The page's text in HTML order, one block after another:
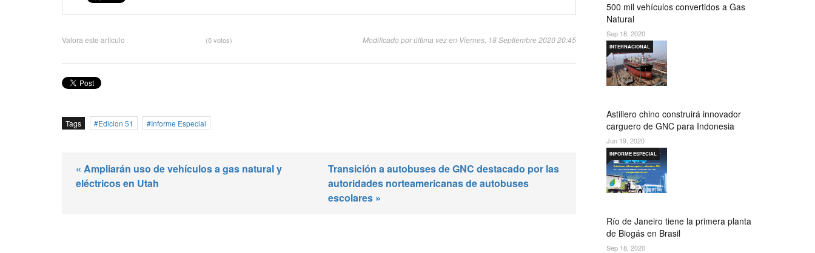
Valora este artículo (0 votos) Modificado por última vez en Viernes, 18 Septiembre 2020 20:45
Tags Edicion 51 Informe Especial
« Ampliarán uso de vehículos a gas natural y
eléctricos en Utah
Transición a autobuses de GNC destacado por las
autoridades norteamericanas de autobuses
escolares »
500 mil vehículos convertidos a Gas
Natural
Sep 18, 2020
Astillero chino construirá innovador
carguero de GNC para Indonesia
INTERNACIONAL
Jun 19, 2020
Río de Janeiro tiene la primera planta
de Biogás en Brasil
INFORME ESPECIAL
Sep 18, 2020